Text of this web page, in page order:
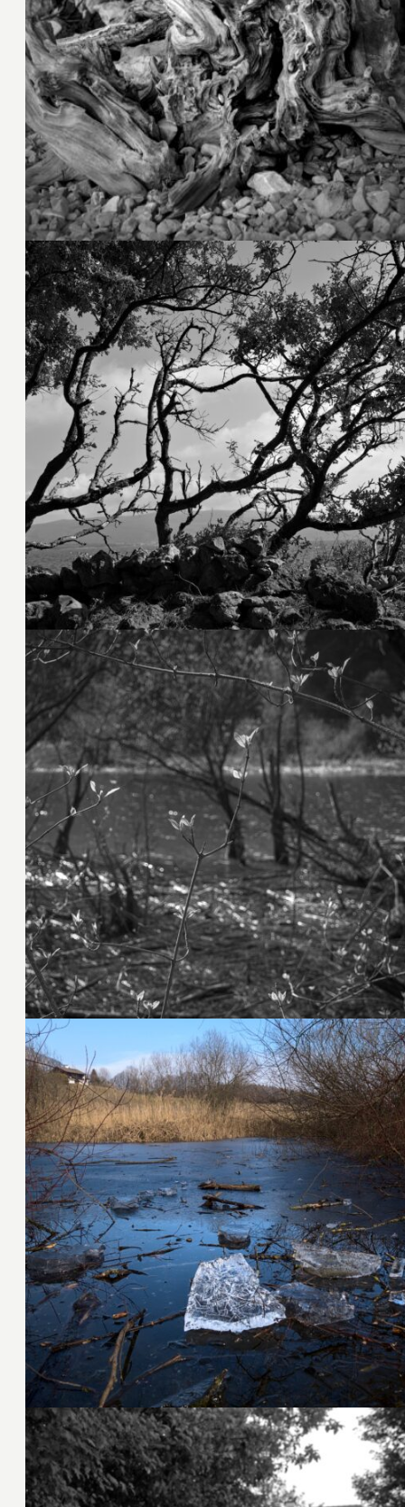
18. Oktober 2024
16. Oktober 2023
2. Mai 2023
18. Februar 2023